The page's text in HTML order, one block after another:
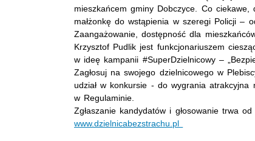
mieszkańcem gminy Dobczyce. Co ciekawe,
małżonkę do wstąpienia w szeregi Policji –
Zaangażowanie, dostępność dla
Krzysztof Pudlik jest funkcjonariuszem
w ideę kampanii #SuperDzielnicowy –
Zagłosuj na swojego dzielnicowego w
udział w konkursie - do wygrania atrakcyjna
w Regulaminie.
Zgłaszanie kandydatów i głosowanie trwa
www.dzielnicabezstrachu.pl